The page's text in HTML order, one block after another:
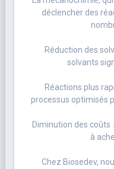
déclencher des
Réduction des
solvants
Réactions plus
processus optimisés
Diminution des coûts
à
Chez Biosedev,